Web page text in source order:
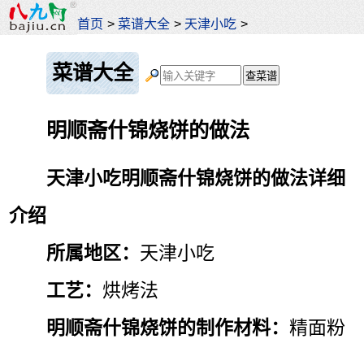
首页 > 菜谱大全 > 天津小吃 >
菜谱大全
明顺斋什锦烧饼的做法
天津小吃明顺斋什锦烧饼的做法详细
介绍
所属地区： 天津小吃
工艺： 烘烤法
明顺斋什锦烧饼的制作材料：精面粉